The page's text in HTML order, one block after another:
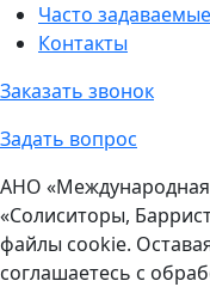
Часто
Контакты
Заказать звонок
Задать вопрос
АНО
«Солиситоры,
файлы cookie.
соглашаетесь с